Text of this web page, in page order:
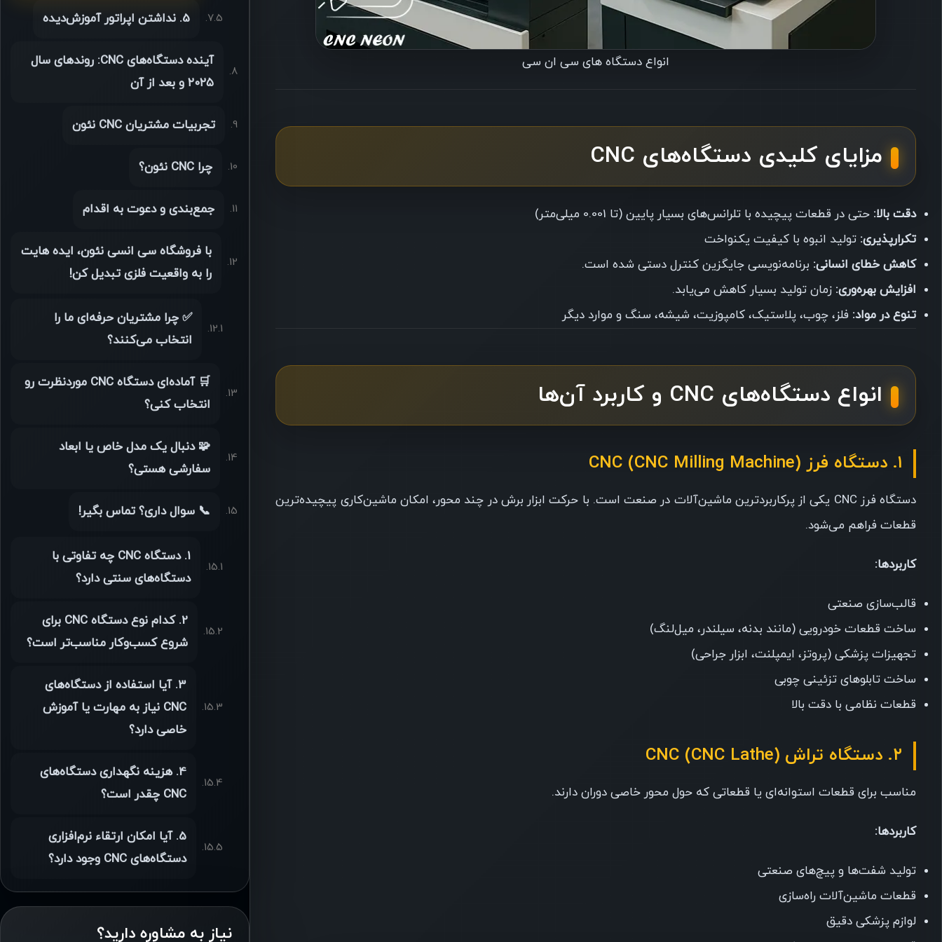
انواع دستگاه های سی ان سی
مزایای کلیدی دستگاه‌های CNC
دقت بالا: حتی در قطعات پیچیده با تلرانس‌های بسیار پایین (تا 0.001 میلی‌متر)
تکرارپذیری: تولید انبوه با کیفیت یکنواخت
کاهش خطای انسانی: برنامه‌نویسی جایگزین کنترل دستی شده است.
افزایش بهره‌وری: زمان تولید بسیار کاهش می‌یابد.
تنوع در مواد: فلز، چوب، پلاستیک، کامپوزیت، شیشه، سنگ و موارد دیگر
انواع دستگاه‌های CNC و کاربرد آن‌ها
۱. دستگاه فرز CNC (CNC Milling Machine)
دستگاه فرز CNC یکی از پرکاربردترین ماشین‌آلات در صنعت است. با حرکت ابزار برش در چند محور، امکان ماشین‌کاری پیچیده‌ترین
قطعات فراهم می‌شود.
کاربردها:
قالب‌سازی صنعتی
ساخت قطعات خودرویی (مانند بدنه، سیلندر، میل‌لنگ)
تجهیزات پزشکی (پروتز، ایمپلنت، ابزار جراحی)
ساخت تابلوهای تزئینی چوبی
قطعات نظامی با دقت بالا
۲. دستگاه تراش CNC (CNC Lathe)
مناسب برای قطعات استوانه‌ای یا قطعاتی که حول محور خاصی دوران دارند.
کاربردها:
تولید شفت‌ها و پیچ‌های صنعتی
قطعات ماشین‌آلات راه‌سازی
لوازم پزشکی دقیق
5. نداشتن اپراتور آموزش‌دیده
آینده دستگاه‌های CNC: روندهای سال
۲۰۲۵ و بعد از آن
تجربیات مشتریان CNC نئون
چرا CNC نئون؟
جمع‌بندی و دعوت به اقدام
با فروشگاه سی انسی نئون، ایده هایت
را به واقعیت فلزی تبدیل کن!
✅ چرا مشتریان حرفه‌ای ما را
انتخاب می‌کنند؟
🛒 آماده‌ای دستگاه CNC موردنظرت رو
انتخاب کنی؟
🧩 دنبال یک مدل خاص یا ابعاد
سفارشی هستی؟
📞 سوال داری؟ تماس بگیر!
1. دستگاه CNC چه تفاوتی با
دستگاه‌های سنتی دارد؟
2. کدام نوع دستگاه CNC برای
شروع کسب‌وکار مناسب‌تر است؟
3. آیا استفاده از دستگاه‌های
CNC نیاز به مهارت یا آموزش
خاصی دارد؟
4. هزینه نگهداری دستگاه‌های
CNC چقدر است؟
5. آیا امکان ارتقاء نرم‌افزاری
دستگاه‌های CNC وجود دارد؟
نیاز به مشاوره دارید؟